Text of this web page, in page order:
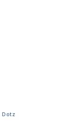
Dotz